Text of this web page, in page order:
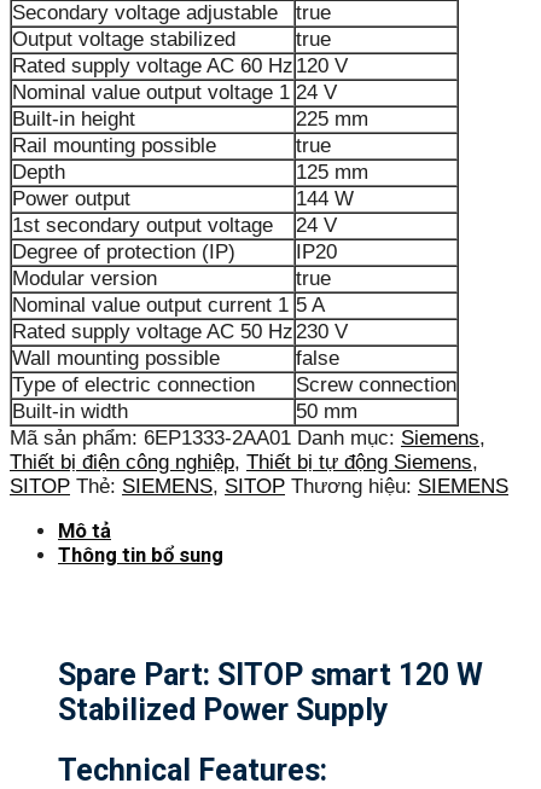
Secondary voltage adjustable
true
Output voltage stabilized
true
Rated supply voltage AC 60 Hz 120 V
Nominal value output voltage 1 24 V
Built-in height
225 mm
Rail mounting possible
true
Depth
125 mm
Power output
144 W
1st secondary output voltage
24 V
Degree of protection (IP)
IP20
Modular version
true
Nominal value output current 1 5 A
Rated supply voltage AC 50 Hz230 V
Wall mounting possible
false
Type of electric connection
Screw connection
Built-in width
50 mm
Mã sản phẩm: 6EP1333-2AA01 Danh mục: Siemens,
Thiết bị điện công nghiệp, Thiết bị tự động Siemens,
SITOP Thẻ: SIEMENS, SITOP Thương hiệu: SIEMENS
Mô tả
Thông tin bổ sung
Spare Part: SITOP smart 120 W
Stabilized Power Supply
Technical Features: